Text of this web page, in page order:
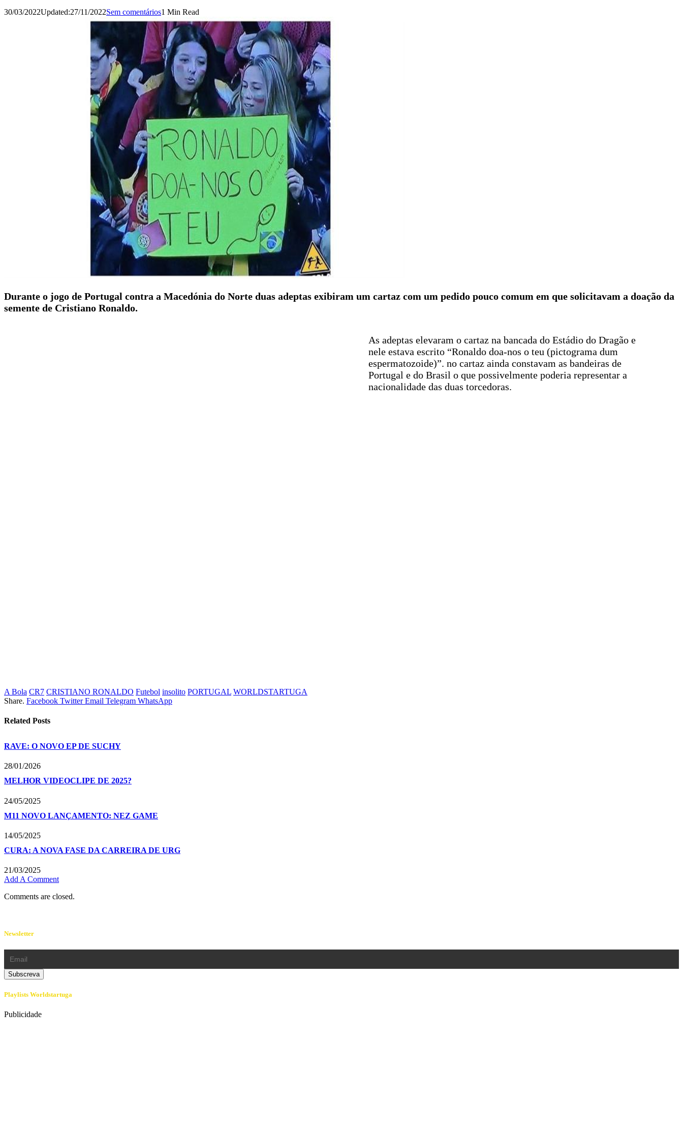
30/03/2022Updated:27/11/2022Sem comentários1 Min Read
Durante o jogo de Portugal contra a Macedónia do Norte duas adeptas exibiram um cartaz com um pedido pouco comum em que solicitavam a doação da
semente de Cristiano Ronaldo.
As adeptas elevaram o cartaz na bancada do Estádio do Dragão e
nele estava escrito “Ronaldo doa-nos o teu (pictograma dum
espermatozoide)”. no cartaz ainda constavam as bandeiras de
Portugal e do Brasil o que possivelmente poderia representar a
nacionalidade das duas torcedoras.
A Bola CR7 CRISTIANO RONALDO Futebol insolito PORTUGAL WORLDSTARTUGA
Share. Facebook Twitter Email Telegram WhatsApp
Related Posts
RAVE: O NOVO EP DE SUCHY
28/01/2026
MELHOR VIDEOCLIPE DE 2025?
24/05/2025
M11 NOVO LANÇAMENTO: NEZ GAME
14/05/2025
CURA: A NOVA FASE DA CARREIRA DE URG
21/03/2025
Add A Comment
Comments are closed.
Newsletter
Playlists Worldstartuga
Publicidade